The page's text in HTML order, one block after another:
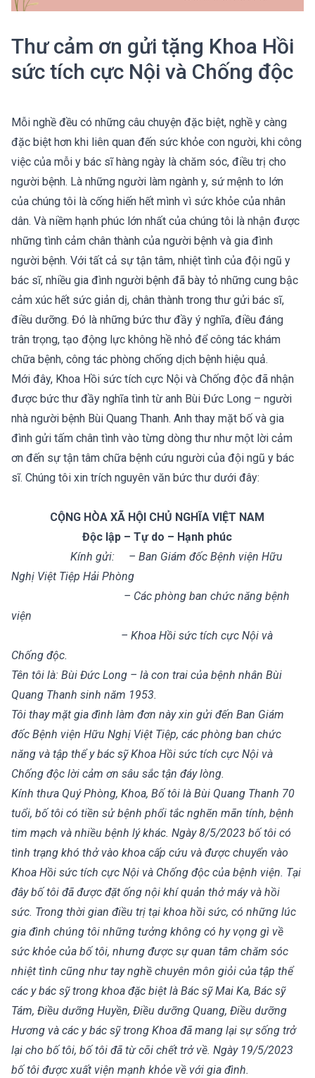
Thư cảm ơn gửi tặng Khoa Hồi
sức tích cực Nội và Chống độc
Mỗi nghề đều có những câu chuyện đặc biệt, nghề y càng
đặc biệt hơn khi liên quan đến sức khỏe con người, khi công
việc của mỗi y bác sĩ hàng ngày là chăm sóc, điều trị cho
người bệnh. Là những người làm ngành y, sứ mệnh to lớn
của chúng tôi là cống hiến hết mình vì sức khỏe của nhân
dân. Và niềm hạnh phúc lớn nhất của chúng tôi là nhận được
những tình cảm chân thành của người bệnh và gia đình
người bệnh. Với tất cả sự tận tâm, nhiệt tình của đội ngũ y
bác sĩ, nhiều gia đình người bệnh đã bày tỏ những cung bậc
cảm xúc hết sức giản dị, chân thành trong thư gửi bác sĩ,
điều dưỡng. Đó là những bức thư đầy ý nghĩa, điều đáng
trân trọng, tạo động lực không hề nhỏ để công tác khám
chữa bệnh, công tác phòng chống dịch bệnh hiệu quả.
Mới đây, Khoa Hồi sức tích cực Nội và Chống độc đã nhận
được bức thư đầy nghĩa tình từ anh Bùi Đức Long – người
nhà người bệnh Bùi Quang Thanh. Anh thay mặt bố và gia
đình gửi tấm chân tình vào từng dòng thư như một lời cảm
ơn đến sự tận tâm chữa bệnh cứu người của đội ngũ y bác
sĩ. Chúng tôi xin trích nguyên văn bức thư dưới đây:
CỘNG HÒA XÃ HỘI CHỦ NGHĨA VIỆT NAM
Độc lập – Tự do – Hạnh phúc
Kính gửi: – Ban Giám đốc Bệnh viện Hữu
Nghị Việt Tiệp Hải Phòng
– Các phòng ban chức năng bệnh
viện
– Khoa Hồi sức tích cực Nội và
Chống độc.
Tên tôi là: Bùi Đức Long – là con trai của bệnh nhân Bùi
Quang Thanh sinh năm 1953.
Tôi thay mặt gia đình làm đơn này xin gửi đến Ban Giám
đốc Bệnh viện Hữu Nghị Việt Tiệp, các phòng ban chức
năng và tập thể y bác sỹ Khoa Hồi sức tích cực Nội và
Chống độc lời cảm ơn sâu sắc tận đáy lòng.
Kính thưa Quý Phòng, Khoa, Bố tôi là Bùi Quang Thanh 70
tuổi, bố tôi có tiền sử bệnh phổi tắc nghẽn mãn tính, bệnh
tim mạch và nhiều bệnh lý khác. Ngày 8/5/2023 bố tôi có
tình trạng khó thở vào khoa cấp cứu và được chuyển vào
Khoa Hồi sức tích cực Nội và Chống độc của bệnh viện. Tại
đây bố tôi đã được đặt ống nội khí quản thở máy và hồi
sức. Trong thời gian điều trị tại khoa hồi sức, có những lúc
gia đình chúng tôi những tưởng không có hy vọng gì về
sức khỏe của bố tôi, nhưng được sự quan tâm chăm sóc
nhiệt tình cũng như tay nghề chuyên môn giỏi của tập thể
các y bác sỹ trong khoa đặc biệt là Bác sỹ Mai Ka, Bác sỹ
Tám, Điều dưỡng Huyền, Điều dưỡng Quang, Điều dưỡng
Hương và các y bác sỹ trong Khoa đã mang lại sự sống trở
lại cho bố tôi, bố tôi đã từ cõi chết trở về. Ngày 19/5/2023
bố tôi được xuất viện mạnh khỏe về với gia đình.